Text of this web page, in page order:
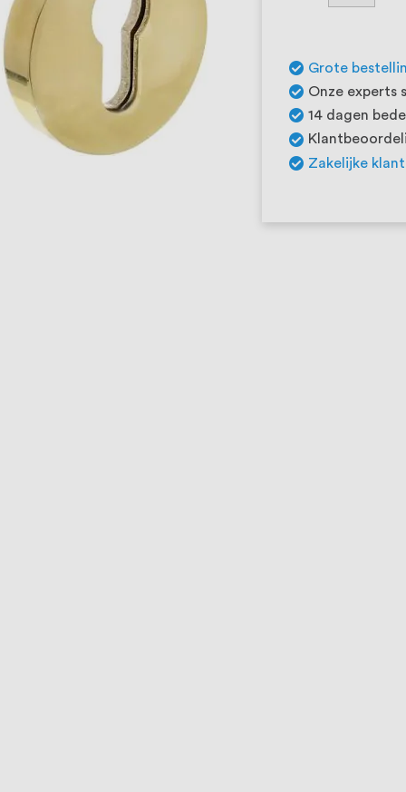
Grote
Onze experts
14 dagen
Zakelijke